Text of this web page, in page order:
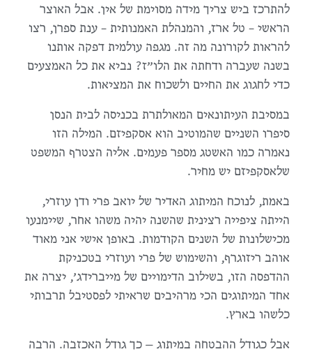
להתרכז ביש צריך מידה מסוימת של אין. אבל האוצר
הראשי – טל ארז, והמנהלת האמנותית – ענת ספרן, רצו
להראות לקורונה מה זה. מגפה עולמית דפקה אותנו
בשנה שעברה ודחתה את הלו״ז? נביא את כל האמצעים
כדי לחגוג את החיים ולשכוח את המציאות.
במסיבת העיתונאים המאולתרת בכניסה לבית הנסן
סיפרו השניים שהמוטיב הוא אסקפיזם. המילה הזו
נאמרה כמו האשטג מספר פעמים. אליה הצטרף המשפט
שלאסקפיזם יש מחיר.
באמת, לנוכח המיתוג האדיר של יואב פרי ודן עוזרי,
הייתה ציפייה רצינית שהשנה יהיה משהו אחר, שיימנעו
מכישלונות של השנים הקודמות. באופן אישי אני מאוד
אוהב ריזוגרף, והשימוש של פרי ועוזרי בטכניקת
ההדפסה הזו, בשילוב הדימויים של מייברידג׳, יצרה את
אחד המיתוגים הכי מרהיבים שראיתי לפסטיבל תרבותי
כלשהו בארץ.
אבל כגודל ההבטחה במיתוג — כך גודל האכזבה. הרבה